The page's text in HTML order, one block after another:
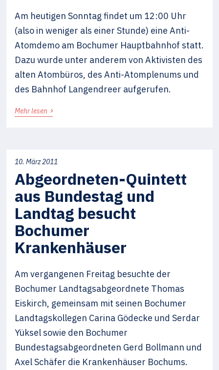
Am heutigen Sonntag findet um 12:00 Uhr
(also in weniger als einer Stunde) eine Anti-
Atomdemo am Bochumer Hauptbahnhof statt.
Dazu wurde unter anderem von Aktivisten des
alten Atombüros, des Anti-Atomplenums und
des Bahnhof Langendreer aufgerufen.
Mehr lesen ›
10. März 2011
Abgeordneten-Quintett
aus Bundestag und
Landtag besucht
Bochumer
Krankenhäuser
Am vergangenen Freitag besuchte der
Bochumer Landtagsabgeordnete Thomas
Eiskirch, gemeinsam mit seinen Bochumer
Landtagskollegen Carina Gödecke und Serdar
Yüksel sowie den Bochumer
Bundestagsabgeordneten Gerd Bollmann und
Axel Schäfer die Krankenhäuser Bochums.